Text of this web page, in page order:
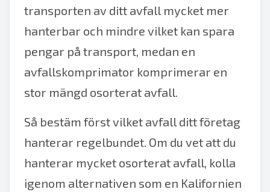
transporten av ditt avfall mycket mer
hanterbar och mindre vilket kan spara
pengar på transport, medan en
avfallskomprimator komprimerar en
stor mängd osorterat avfall.
Så bestäm först vilket avfall ditt företag
hanterar regelbundet. Om du vet att du
hanterar mycket osorterat avfall, kolla
igenom alternativen som en Kalifornien